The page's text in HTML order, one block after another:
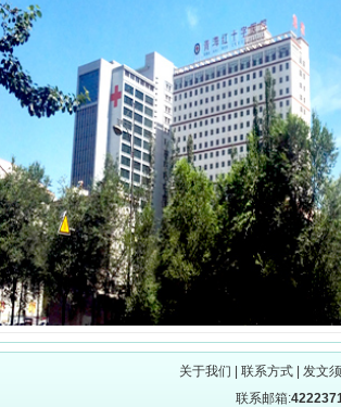
关于我们 联系方式| 发文
联系邮箱: